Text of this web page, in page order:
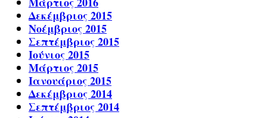
Δεκέμβριος 2015
Νοέμβριος 2015
Σεπτέμβριος 2015
Ιούνιος 2015
Μάρτιος 2015
Ιανουάριος 2015
Δεκέμβριος 2014
Σεπτέμβριος 2014